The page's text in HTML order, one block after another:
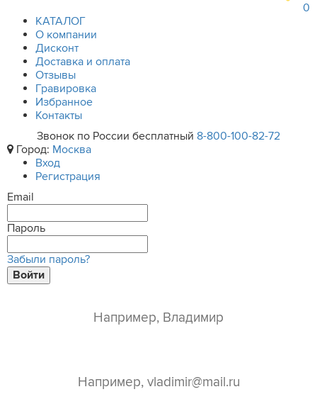
0
КАТАЛОГ
О компании
Дисконт
Доставка и оплата
Отзывы
Гравировка
Избранное
Контакты
Звонок по России бесплатный 8-800-100-82-72
Город: Москва
Вход
Регистрация
Email
Пароль
Забыли пароль?
Войти